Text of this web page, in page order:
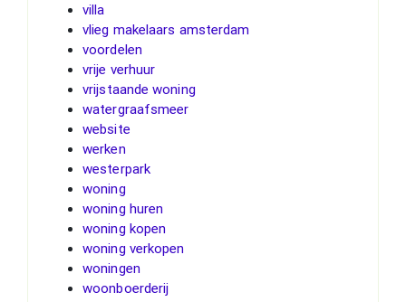
villa
vlieg makelaars amsterdam
voordelen
vrije verhuur
vrijstaande woning
watergraafsmeer
website
werken
westerpark
woning
woning huren
woning kopen
woning verkopen
woningen
woonboerderij